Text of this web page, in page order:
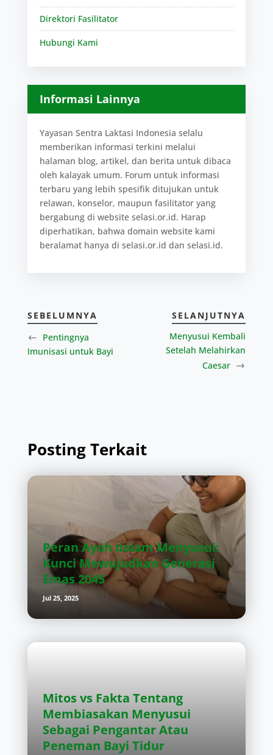
Direktori Fasilitator
Hubungi Kami
Informasi Lainnya
Yayasan Sentra Laktasi Indonesia selalu
memberikan informasi terkini melalui
halaman blog, artikel, dan berita untuk dibaca
oleh kalayak umum. Forum untuk informasi
terbaru yang lebih spesifik ditujukan untuk
relawan, konselor, maupun fasilitator yang
bergabung di website selasi.or.id. Harap
diperhatikan, bahwa domain website kami
beralamat hanya di selasi.or.id dan selasi.id.
SEBELUMNYA
Pentingnya
Imunisasi untuk Bayi
SELANJUTNYA
Menyusui Kembali
Setelah Melahirkan
Caesar
Posting Terkait
Peran Ayah dalam Menyusui:
Kunci Mewujudkan Generasi
Emas 2045
Jul 25, 2025
Mitos vs Fakta Tentang
Membiasakan Menyusui
Sebagai Pengantar Atau
Peneman Bayi Tidur